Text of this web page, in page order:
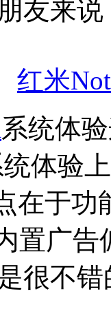
友来
红米
系统体
体验
在于功
置广
很不